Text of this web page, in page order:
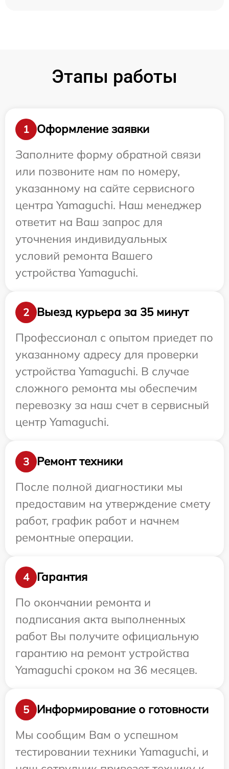
Этапы работы
1
Оформление заявки
Заполните форму обратной связи
или позвоните нам по номеру,
указанному на сайте сервисного
центра Yamaguchi. Наш менеджер
ответит на Ваш запрос для
уточнения индивидуальных
условий ремонта Вашего
устройства Yamaguchi.
2
Выезд курьера за 35 минут
Профессионал с опытом приедет по
указанному адресу для проверки
устройства Yamaguchi. В случае
сложного ремонта мы обеспечим
перевозку за наш счет в сервисный
центр Yamaguchi.
3
Ремонт техники
После полной диагностики мы
предоставим на утверждение смету
работ, график работ и начнем
ремонтные операции.
4
Гарантия
По окончании ремонта и
подписания акта выполненных
работ Вы получите официальную
гарантию на ремонт устройства
Yamaguchi сроком на 36 месяцев.
5
Информирование о готовности
Мы сообщим Вам о успешном
тестировании техники Yamaguchi, и